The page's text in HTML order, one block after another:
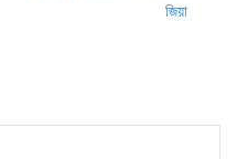
জিয়া